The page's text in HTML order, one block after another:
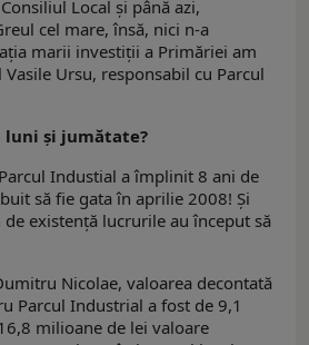
Local şi până azi,
cel mare, însă, nici n-a
marii investiţii a Primăriei am
Ursu, responsabil cu Parcul
luni şi jumătate?
Industial a împlinit 8 ani de
să fie gata în aprilie 2008! Şi
existenţă lucrurile au început să
Nicolae, valoarea decontată
Parcul Industrial a fost de 9,1
milioane de lei valoare